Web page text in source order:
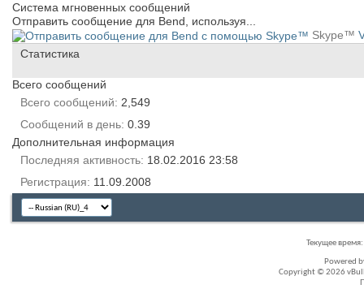
Система мгновенных сообщений
Отправить сообщение для Bend, используя...
Skype™
Статистика
Всего сообщений
Всего сообщений
2,549
Сообщений в день 0.39
Дополнительная информация
Последняя активность 18.02.2016 23:58
Регистрация
11.09.2008
Текущее время:
Powered
Copyright © 2026